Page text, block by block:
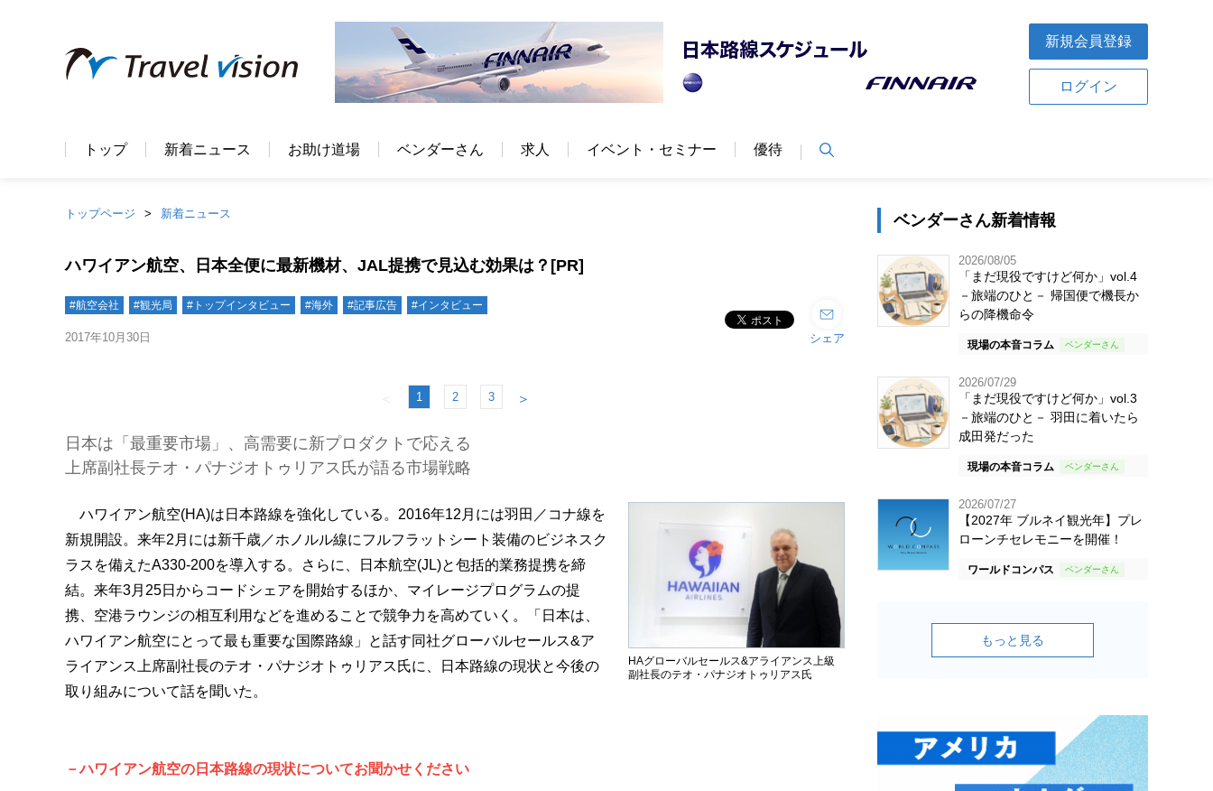
新規会員登録
ログイン
トップ 新着ニュース お助け道場 ベンダーさん 求人 イベント・セミナー 優待
トップページ 新着ニュース
ハワイアン航空、日本全便に最新機材、JAL提携で見込む効果は？[PR]
#航空会社 #観光局 #トップインタビュー #海外 #記事広告 #インタビュー
2017年10月30日 シェア
＜ 1 2 3 ＞
日本は「最重要市場」、高需要に新プロダクトで応える
上席副社長テオ・パナジオトゥリアス氏が語る市場戦略
HAグローバルセールス&アライアンス上級
副社長のテオ・パナジオトゥリアス氏
ハワイアン航空(HA)は日本路線を強化している。2016年12月には羽田／コナ線を
新規開設。来年2月には新千歳／ホノルル線にフルフラットシート装備のビジネスク
ラスを備えたA330-200を導入する。さらに、日本航空(JL)と包括的業務提携を締
結。来年3月25日からコードシェアを開始するほか、マイレージプログラムの提
携、空港ラウンジの相互利用などを進めることで競争力を高めていく。「日本は、
ハワイアン航空にとって最も重要な国際路線」と話す同社グローバルセールス&ア
ライアンス上席副社長のテオ・パナジオトゥリアス氏に、日本路線の現状と今後の
取り組みについて話を聞いた。
－ハワイアン航空の日本路線の現状についてお聞かせください
ベンダーさん新着情報
2026/08/05
「まだ現役ですけど何か」vol.4
－旅端のひと－ 帰国便で機長か
らの降機命令
現場の本音コラム
2026/07/29
「まだ現役ですけど何か」vol.3
－旅端のひと－ 羽田に着いたら
成田発だった
現場の本音コラム
2026/07/27
【2027年 ブルネイ観光年】プレ
ローンチセレモニーを開催！
ワールドコンパス
もっと見る